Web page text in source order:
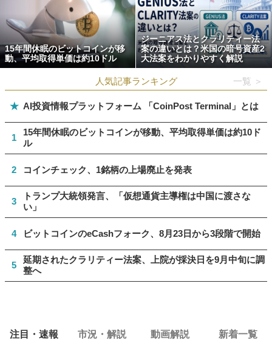
15年間休眠のビットコインが移
動、平均取得単価は約10ドル
ジーニアス法とクラリティー法
案の違いとは？米国の暗号資産2
大法案をわかりやすく解説
人気記事ランキング 一覧 ＞
★ AI投資情報プラットフォーム 「CoinPost Terminal」とは
1
15年間休眠のビットコインが移動、平均取得単価は約10ド
ル
2 コインチェック、1銘柄の上場廃止を発表
3
トランプ大統領発言、「仮想通貨主導権は中国に渡さな
い」
4 ビットコインのeCashフォーク、8月23日から3段階で開始
5
延期されたクラリティー法案、上院が採決日を9月中旬に調
整へ
注目・速報 市況・解説 動画解説 新着一覧